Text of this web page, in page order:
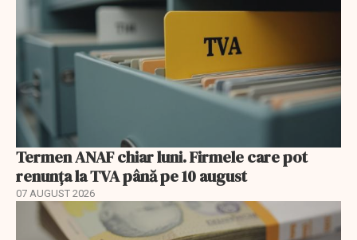
Termen ANAF chiar luni. Firmele care pot
renunța la TVA până pe 10 august
07 AUGUST 2026